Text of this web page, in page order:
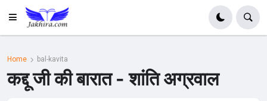
Home bal-kavita
कद्दू जी की बारात - शांति अग्रवाल